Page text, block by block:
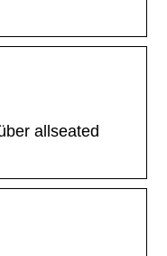
allseated